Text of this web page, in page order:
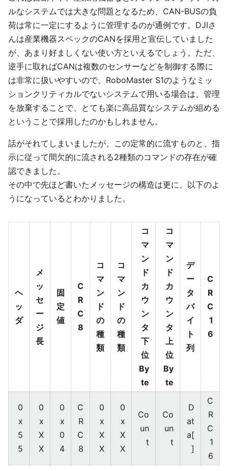
ルなシステムでは大きな問題となるため、CAN-BUSの負
荷は常に一定にするように管理するのが通例です。DJIさ
んは産業機器スペックのCANを採用と宣伝していました
が、あまり好ましくない使い方といえるでしょう。ただ、
逆手に取ればCANは複数のセンサーなどを制御する際に
は非常に扱いやすいので、RoboMaster S1のようなミッ
ションクリティカルでないシステムで用いる場合は、管理
を放棄することで、とても楽に高品質なシステムが組める
ということで採用したのかもしれません。
話がそれてしまいましたが、この定常的に流すものと、指
示に従って間欠的に流される2種類のコマンドの存在が確
認できました。
その中で先ほど書いたメッセージの構造は更に、以下のよ
うになっているとわかりました。
ヘ
ッ
ダ
メ
ッ
セ
ー
ジ
長
固
定
値
C
R
C
8
コ
マ
ン
ド
の
種
類
コ
マ
ン
ド
の
種
類
コ
マ
ン
ド
カ
ウ
ン
タ
下
位
By
te
コ
マ
ン
ド
カ
ウ
ン
タ
上
位
By
te
デ
ー
タ
バ
イ
ト
列
C
R
C
1
6
0
x
5
5
0
x
X
X
0
x
0
4
C
R
C
8
0
x
X
X
0
x
X
X
Co
un
t
Co
un
t
D
at
a[
]
C
R
C
1
6